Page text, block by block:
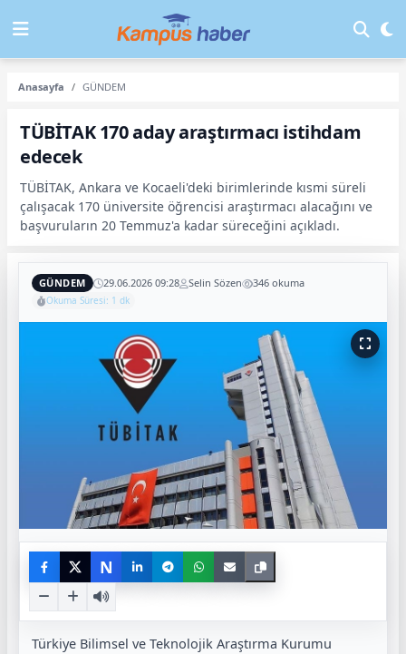
Anasayfa GÜNDEM
TÜBİTAK 170 aday araştırmacı istihdam
edecek
TÜBİTAK, Ankara ve Kocaeli'deki birimlerinde kısmi süreli
çalışacak 170 üniversite öğrencisi araştırmacı alacağını ve
başvuruların 20 Temmuz'a kadar süreceğini açıkladı.
GÜNDEM 29.06.2026 09:28 Selin Sözen 346 okuma
Okuma Süresi: 1 dk
N
Türkiye Bilimsel ve Teknolojik Araştırma Kurumu